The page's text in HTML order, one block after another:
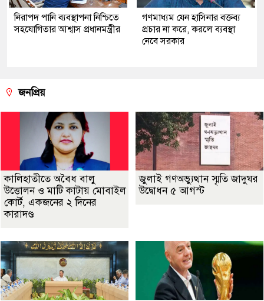
নিরাপদ পানি ব্যবস্থাপনা নিশ্চিতে
সহযোগিতার আশ্বাস প্রধানমন্ত্রীর
গণমাধ্যম যেন হাসিনার বক্তব্য
প্রচার না করে, করলে ব্যবস্থা
নেবে সরকার
জনপ্রিয়
কালিহাতীতে অবৈধ বালু
উত্তোলন ও মাটি কাটায় মোবাইল
কোর্ট, একজনের ২ দিনের
কারাদণ্ড
জুলাই গণঅভ্যুত্থান স্মৃতি জাদুঘর
উদ্বোধন ৫ আগস্ট